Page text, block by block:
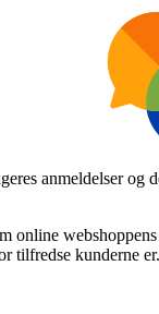
anmeldelser
tilfredse kunderne er.